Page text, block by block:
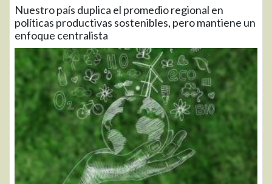
Nuestro país duplica el promedio regional en
políticas productivas sostenibles, pero mantiene un
enfoque centralista